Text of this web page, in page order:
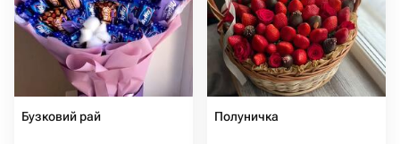
Бузковий рай Полуничка